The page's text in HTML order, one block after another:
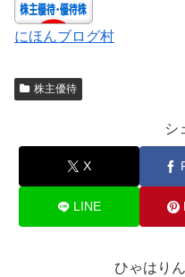
にほんブログ村
株主優待
シ
X
LINE
ひゃはり